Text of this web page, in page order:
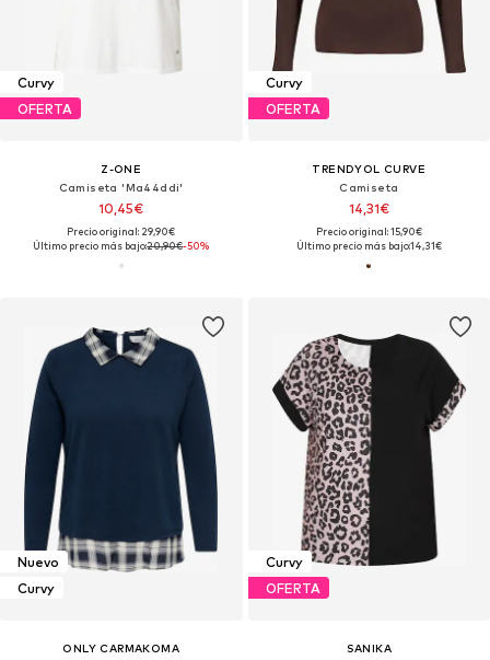
Curvy
OFERTA
Z-ONE
Camiseta 'Ma44ddi'
10,45€
Precio original: 29,90€
Último precio más bajo:20,90€-50%
Curvy
OFERTA
TRENDYOL CURVE
Camiseta
14,31€
Precio original: 15,90€
Último precio más bajo:14,31€
Nuevo
Curvy
ONLY CARMAKOMA
Curvy
OFERTA
SANIKA